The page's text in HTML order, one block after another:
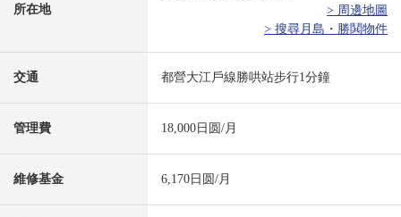
所在地
> 周邊地圖
> 搜尋月島・勝鬨物件
交通 都營大江戶線勝哄站步行1分鐘
管理費 18,000日圆/月
維修基金 6,170日圆/月